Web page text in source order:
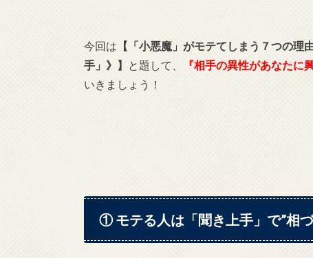
今回は 【「小悪魔」がモテてしまう７つの
手」》】
と題して、 『相手の異性があなたに
いきましょう！
① モテる人は「聞き上手」で”相